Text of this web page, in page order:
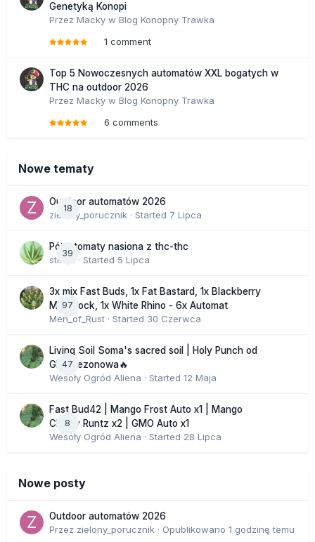
Genetyką Konopi
Przez Macky w Blog Konopny Trawka
1 comment
Top 5 Nowoczesnych automatów XXL bogatych w
THC na outdoor 2026
Przez Macky w Blog Konopny Trawka
6 comments
Nowe tematy
18
Outdoor automatów 2026
zielony_porucznik · Started 7 Lipca
39
Półautomaty nasiona z thc-thc
stix33 · Started 5 Lipca
97
3x mix Fast Buds, 1x Fat Bastard, 1x Blackberry
Moonrock, 1x White Rhino - 6x Automat
Men_of_Rust · Started 30 Czerwca
47
Living Soil Soma's sacred soil | Holy Punch od
GHS sezonowa🔥
Wesoły Ogród Aliena · Started 12 Maja
8
Fast Bud42 | Mango Frost Auto x1 | Mango
Cherry Runtz x2 | GMO Auto x1
Wesoły Ogród Aliena · Started 28 Lipca
Nowe posty
Outdoor automatów 2026
Przez zielony_porucznik · Opublikowano 1 godzinę temu